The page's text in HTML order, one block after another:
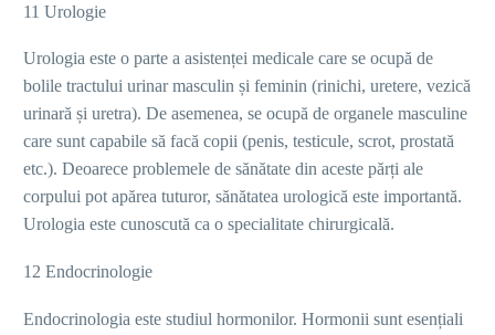
11 Urologie
Urologia este o parte a asistenței medicale care se ocupă de
bolile tractului urinar masculin și feminin (rinichi, uretere, vezică
urinară și uretra). De asemenea, se ocupă de organele masculine
care sunt capabile să facă copii (penis, testicule, scrot, prostată
etc.). Deoarece problemele de sănătate din aceste părți ale
corpului pot apărea tuturor, sănătatea urologică este importantă.
Urologia este cunoscută ca o specialitate chirurgicală.
12 Endocrinologie
Endocrinologia este studiul hormonilor. Hormonii sunt esențiali